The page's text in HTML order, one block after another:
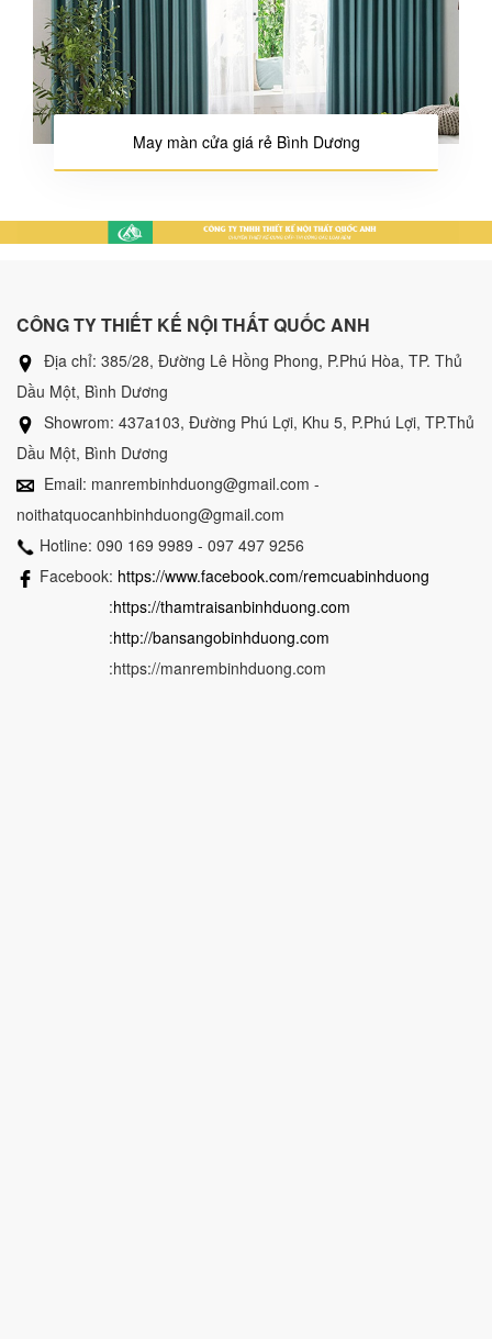
May màn cửa giá rẻ Bình Dương
CÔNG TY THIẾT KẾ NỘI THẤT QUỐC ANH
Địa chỉ: 385/28, Đường Lê Hồng Phong, P.Phú Hòa, TP. Thủ
Dầu Một, Bình Dương
Showrom: 437a103, Đường Phú Lợi, Khu 5, P.Phú Lợi, TP.Thủ
Dầu Một, Bình Dương
Email: manrembinhduong@gmail.com -
noithatquocanhbinhduong@gmail.com
Hotline: 090 169 9989 - 097 497 9256
Facebook: https://www.facebook.com/remcuabinhduong
:https://thamtraisanbinhduong.com
:http://bansangobinhduong.com
:https://manrembinhduong.com